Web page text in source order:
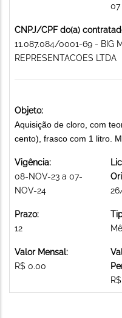
07
CNPJ/CPF do(a)
11.087.084/0001-69 - BIG
REPRESENTACOES LTDA
Objeto:
Aquisição de cloro, com
cento), frasco com 1 litro.
Vigência:
08-NOV-23 a 07-
NOV-24
Prazo:
12
Valor Mensal:
R$ 0.00